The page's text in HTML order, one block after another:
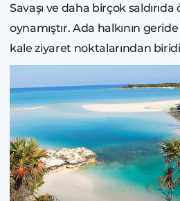
Savaşı ve daha birçok
oynamıştır. Ada halkının geride
kale ziyaret noktalarından